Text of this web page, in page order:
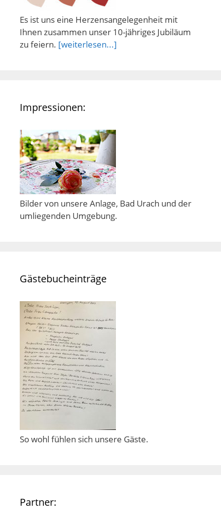
Es ist uns eine Herzensangelegenheit mit
Ihnen zusammen unser 10-jähriges Jubiläum
zu feiern. [weiterlesen...]
Impressionen:
Bilder von unsere Anlage, Bad Urach und der
umliegenden Umgebung.
Gästebucheinträge
So wohl fühlen sich unsere Gäste.
Partner: